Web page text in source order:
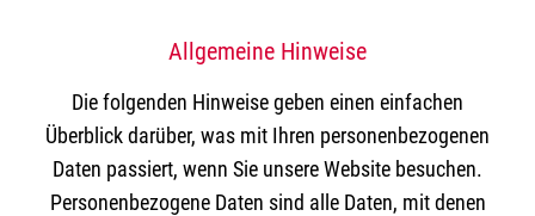
Allgemeine Hinweise
Die folgenden Hinweise geben einen einfachen
Überblick darüber, was mit Ihren personenbezogenen
Daten passiert, wenn Sie unsere Website besuchen.
Personenbezogene Daten sind alle Daten, mit denen